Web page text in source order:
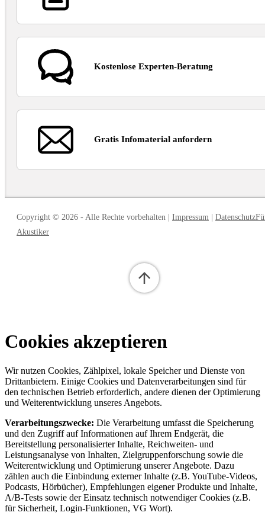
Kostenlose Experten-Beratung
Gratis Infomaterial anfordern
Copyright © 2026 - Alle Rechte vorbehalten | Impressum | Datenschutz
Akustiker
Cookies akzeptieren
Wir nutzen Cookies, Zählpixel, lokale Speicher und Dienste von
Drittanbietern. Einige Cookies und Datenverarbeitungen sind für
den technischen Betrieb erforderlich, andere dienen der Optimierung
und Weiterentwicklung unseres Angebots.
Verarbeitungszwecke: Die Verarbeitung umfasst die Speicherung
und den Zugriff auf Informationen auf Ihrem Endgerät, die
Bereitstellung personalisierter Inhalte, Reichweiten- und
Leistungsanalyse von Inhalten, Zielgruppenforschung sowie die
Weiterentwicklung und Optimierung unserer Angebote. Dazu
zählen auch die Einbindung externer Inhalte (z.B. YouTube-Videos,
Podcasts, Hörbücher), Empfehlungen eigener Produkte und Inhalte,
A/B-Tests sowie der Einsatz technisch notwendiger Cookies (z.B.
für Sicherheit, Login-Funktionen, VG Wort).